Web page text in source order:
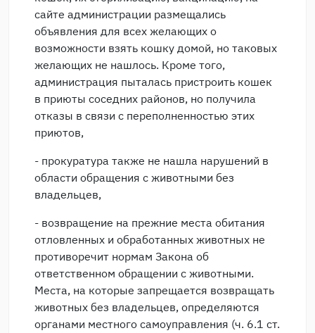
сайте администрации размещались
объявления для всех желающих о
возможности взять кошку домой, но таковых
желающих не нашлось. Кроме того,
администрация пыталась пристроить кошек
в приюты соседних районов, но получила
отказы в связи с переполненностью этих
приютов,
- прокуратура также не нашла нарушений в
области обращения с животными без
владельцев,
- возвращение на прежние места обитания
отловленных и обработанных животных не
противоречит нормам Закона об
ответственном обращении с животными.
Места, на которые запрещается возвращать
животных без владельцев, определяются
органами местного самоуправления (ч. 6.1 ст.